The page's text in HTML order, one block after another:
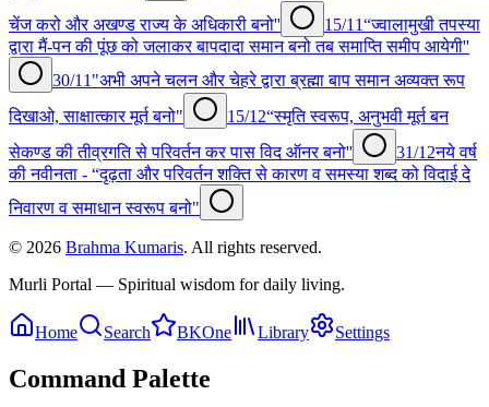
चेंज करो और अखण्ड राज्य के अधिकारी बनो''
15/11“ज्वालामुखी तपस्या
द्वारा मैं-पन की पूंछ को जलाकर बापदादा समान बनो तब समाप्ति समीप आयेगी''
30/11 "अभी अपने चलन और चेहरे द्वारा ब्रह्मा बाप समान अव्यक्त रूप
दिखाओ, साक्षात्कार मूर्त बनो"
15/12“स्मृति स्वरूप, अनुभवी मूर्त बन
सेकण्ड की तीव्रगति से परिवर्तन कर पास विद ऑनर बनो''
31/12नये वर्ष
की नवीनता - “दृढ़ता और परिवर्तन शक्ति से कारण व समस्या शब्द को विदाई दे
निवारण व समाधान स्वरूप बनो"
© 2026 Brahma Kumaris. All rights reserved.
Murli Portal — Spiritual wisdom for daily living.
Home Search BKOne Library Settings
Command Palette